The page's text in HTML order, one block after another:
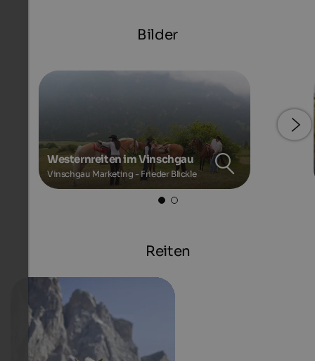
Bilder
Westernreiten im Vinschgau
Vinschgau Marketing - Frieder Blickle
Reiten